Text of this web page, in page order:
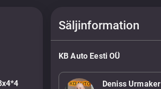
Säljinformation
KB Auto Eesti OÜ
Deniss Urmaker